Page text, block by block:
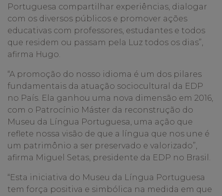
Portuguesa compartilhar experiências, dialogar
com os diversos públicos e promover ações
educativas com professores, estudantes e todos
que residem ou passam pela Luz todos os dias”,
afirma Hugo.
“A promoção do nosso idioma é um dos pilares
fundamentais da atuação sociocultural da EDP
no País. Ela ganhou uma nova dimensão em 2016,
com o Patrocínio Máster da reconstrução do
Museu da Língua Portuguesa, uma ação que
reflete nossa visão de que a língua que nos une é
um patrimônio a ser preservado e valorizado”,
afirma Miguel Setas, presidente da EDP no Brasil.
“Esta iniciativa do Museu da Língua Portuguesa
tem força positiva e simbólica na medida em que